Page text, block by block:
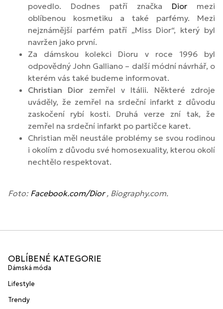
povedlo. Dodnes patří značka Dior mezi
oblíbenou kosmetiku a také parfémy. Mezi
nejznámější parfém patří „Miss Dior“, který byl
navržen jako první.
Za dámskou kolekci Dioru v roce 1996 byl
odpovědný John Galliano – další módní návrhář, o
kterém vás také budeme informovat.
Christian Dior zemřel v Itálii. Některé zdroje
uváděly, že zemřel na srdeční infarkt z důvodu
zaskočení rybí kosti. Druhá verze zní tak, že
zemřel na srdeční infarkt po partičce karet.
Christian měl neustále problémy se svou rodinou
i okolím z důvodu své homosexuality, kterou okolí
nechtělo respektovat.
Foto: Facebook.com/Dior, Biography.com.
OBLÍBENÉ KATEGORIE
Dámská móda
Lifestyle
Trendy